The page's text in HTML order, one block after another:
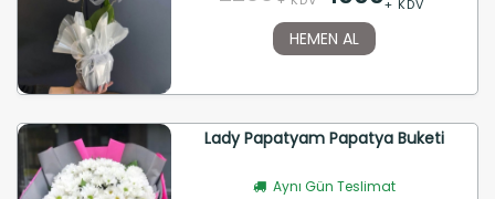
+ KDV
HEMEN AL
Lady Papatyam Papatya Buketi
Aynı Gün Teslimat